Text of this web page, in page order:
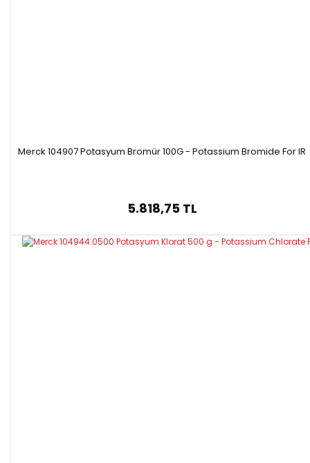
Merck 104907 Potasyum Bromür 100G - Potassium Bromide For IR
5.818,75 TL